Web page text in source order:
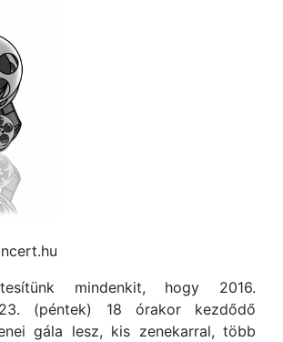
mindenkit, hogy 2016.
(péntek) 18 órakor kezdődő
gála lesz, kis zenekarral, több